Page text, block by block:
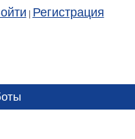
Регистрация